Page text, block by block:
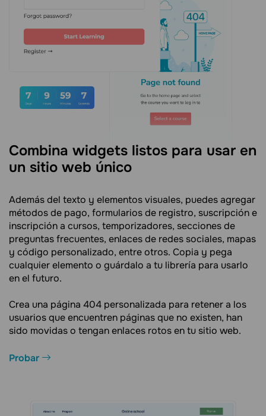
Combina widgets listos para usar en
un sitio web único
Además del texto y elementos visuales, puedes agregar
métodos de pago, formularios de registro, suscripción e
inscripción a cursos, temporizadores, secciones de
preguntas frecuentes, enlaces de redes sociales, mapas
y código personalizado, entre otros. Copia y pega
cualquier elemento o guárdalo a tu librería para usarlo
en el futuro.
Crea una página 404 personalizada para retener a los
usuarios que encuentren páginas que no existen, han
sido movidas o tengan enlaces rotos en tu sitio web.
Probar